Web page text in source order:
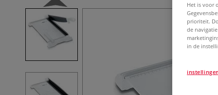
Het is voor
prioriteit.
de
in de